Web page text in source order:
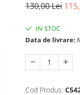
130,00 Lei
IN STOC
Data de livrare:
Cod Produs: